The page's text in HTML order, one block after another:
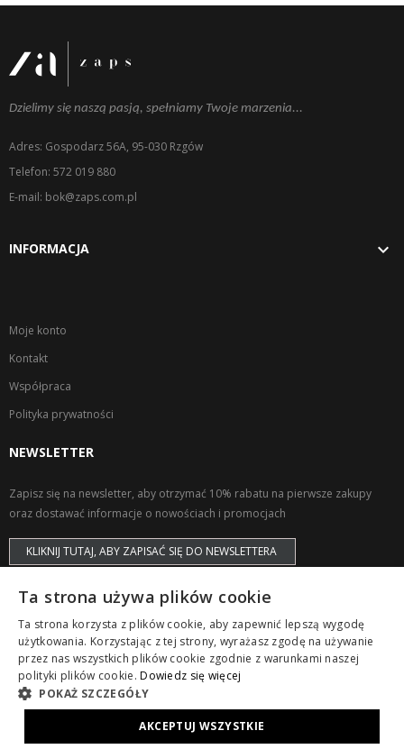
Dzielimy się naszą pasją, spełniamy Twoje marzenia...
Adres: Gospodarz 56A, 95-030 Rzgów
Telefon: 572 019 880
E-mail: bok@zaps.com.pl
INFORMACJA 
Moje konto
Kontakt
Współpraca
Polityka prywatności
NEWSLETTER
Zapisz się na newsletter, aby otrzymać 10% rabatu na pierwsze zakupy
oraz dostawać informacje o nowościach i promocjach
KLIKNIJ TUTAJ, ABY ZAPISAĆ SIĘ DO NEWSLETTERA
Copyright © ZAPS. All Rights Reserved.
Ta strona używa plików cookie
Ta strona korzysta z plików cookie, aby zapewnić lepszą wygodę
użytkowania. Korzystając z tej strony, wyrażasz zgodę na używanie
przez nas wszystkich plików cookie zgodnie z warunkami naszej
polityki plików cookie.Dowiedz się więcej
POKAŻ SZCZEGÓŁY
AKCEPTUJ WSZYSTKIE